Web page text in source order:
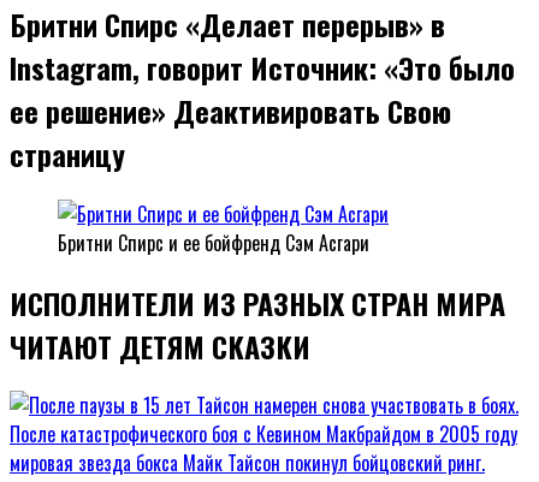
Бритни Спирс «Делает перерыв» в
Instagram, говорит Источник: «Это было
ее решение» Деактивировать Свою
страницу
Бритни Спирс и ее бойфренд Сэм Асгари
ИСПОЛНИТЕЛИ ИЗ РАЗНЫХ СТРАН МИРА
ЧИТАЮТ ДЕТЯМ СКАЗКИ